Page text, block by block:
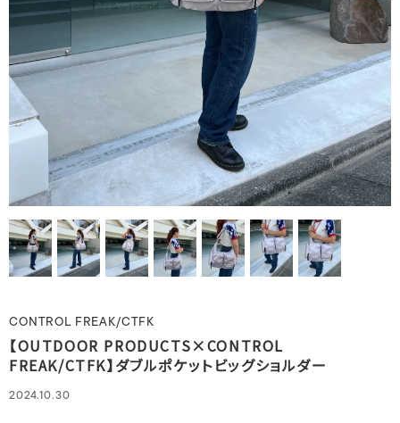
CONTROL FREAK/CTFK
【OUTDOOR PRODUCTS×CONTROL
FREAK/CTFK】ダブルポケットビッグショルダー
2024.10.30